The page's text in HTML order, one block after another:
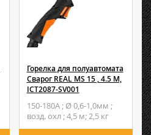
Горелка для полуавтомата
Сварог REAL MS 15 , 4.5 М,
ICT2087-SV001
150-180А ; Ø 0,6-1,0мм ;
возд. охл ; 4,5 м; 2,5 кг